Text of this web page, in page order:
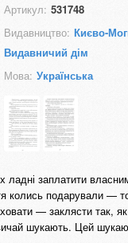
Артикул: 531748
Видавництво: Києво-
Видавничий дім
Мова: Українська
ладні заплатити
колись подарували —
— заклясти так, як
шукають. Цей